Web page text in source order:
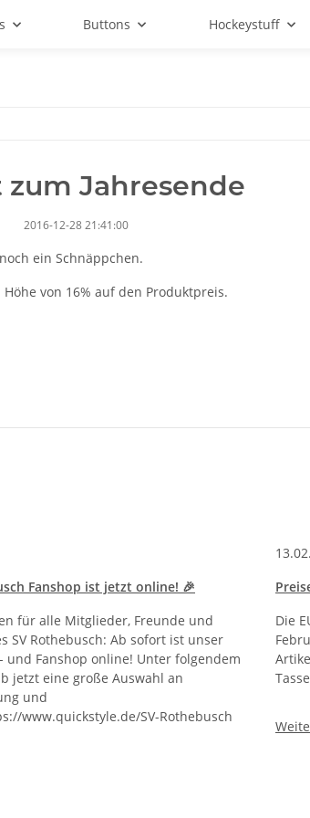
Buttons Hockeystuff
zum Jahresende
2016-12-28 21:41:00
ein Schnäppchen.
von 16% auf den Produktpreis.
Fanshop ist jetzt online! 🎉
für alle Mitglieder, Freunde und
SV Rothebusch: Ab sofort ist unser
und Fanshop online! Unter folgendem
jetzt eine große Auswahl an
und
www.quickstyle.de/SV-Rothebusch
Die